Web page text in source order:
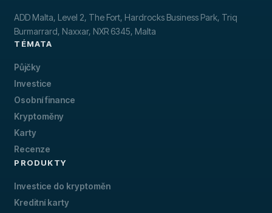
ADD Malta, Level 2, The Fort, Hardrocks Business Park, Triq
Burmarrard, Naxxar, NXR 6345, Malta
TÉMATA
Půjčky
Investice
Osobní finance
Kryptoměny
Karty
Recenze
PRODUKTY
Investice do kryptoměn
Kreditní karty